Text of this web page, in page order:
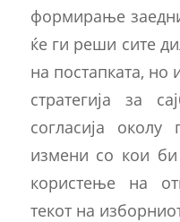
формирање
ќе ги реши сите
на постапката, но
стратегија за
согласија околу
измени со кои
користење на
текот на